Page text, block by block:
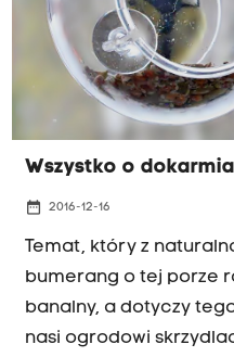
wzrostowych - wody,
nawożenia.
Wszystko o
date_range 2016-12-16
Temat, który z
bumerang o tej porze
banalny, a dotyczy
nasi ogrodowi